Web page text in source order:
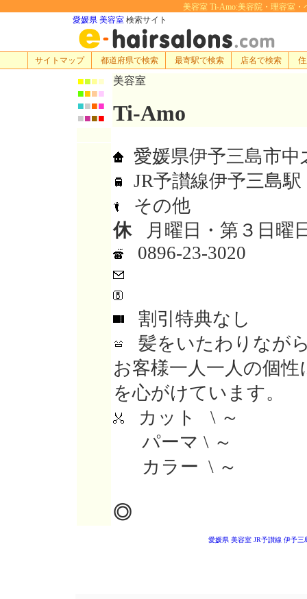
美容室 Ti-Amo:美容院・理容室・
愛媛県 美容室 検索サイト
サイトマップ 都道府県で検索 最寄駅で検索 店名で検索
■■■■
■■■■
■■■■
■■■■
美容室
Ti-Amo
愛媛県伊予三島市中
JR予讃線伊予三島駅
その他
休月曜日・第３日曜
0896-23-3020
割引特典なし
髪をいたわりなが
お客様一人一人の個
を心がけています。
カット \ ～
パーマ \ ～
カラー \ ～
◎
愛媛県 美容室 JR予讃線 伊予三